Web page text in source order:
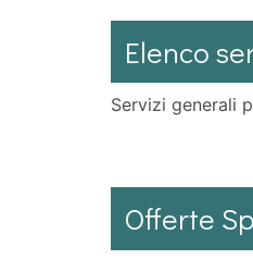
Elenco
Servizi generali
Offerte